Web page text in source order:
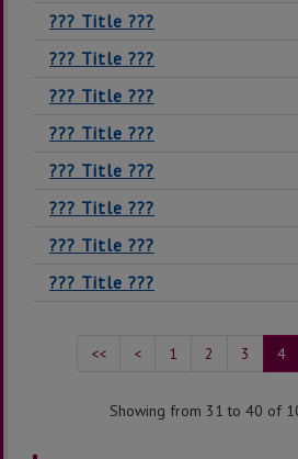
??? Title ???
??? Title ???
??? Title ???
??? Title ???
??? Title ???
??? Title ???
??? Title ???
??? Title ???
<< < 1 2 3 4
Showing from 31 to 40 of